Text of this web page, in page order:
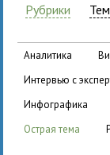
Рубрики
аналитика
интервью с
инфографика
острая тема